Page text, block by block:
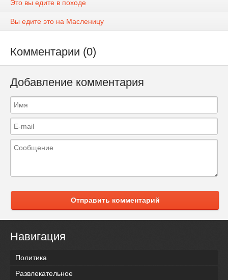
Это вы едите в походе
Вы едите это на Масленицу
Комментарии (0)
Добавление комментария
Отправить комментарий
Навигация
Политика
Развлекательное